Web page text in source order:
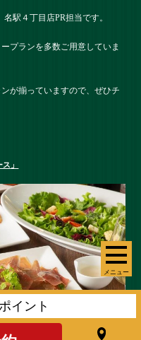
メニュー
駅４丁目店PR担当です。
プランを多数ご用意していま
が揃っていますので、ぜひチ
」
イント